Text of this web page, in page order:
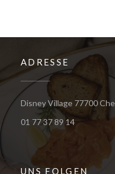
ADRESSE
Disney Village 77700
01 77 37 89 14
UNS FOLGEN